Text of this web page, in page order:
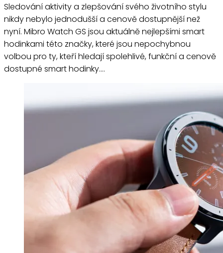
Sledování aktivity a zlepšování svého životního stylu
nikdy nebylo jednodušší a cenově dostupnější než
nyní. Mibro Watch GS jsou aktuálně nejlepšími smart
hodinkami této značky, které jsou nepochybnou
volbou pro ty, kteří hledají spolehlivé, funkční a cenově
dostupné smart hodinky.…